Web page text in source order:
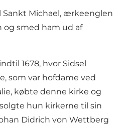
Sankt Michael, ærkeenglen
og smed ham ud af
1678, hvor Sidsel
som var hofdame ved
købte denne kirke og
hun kirkerne til sin
Didrich von Wettberg